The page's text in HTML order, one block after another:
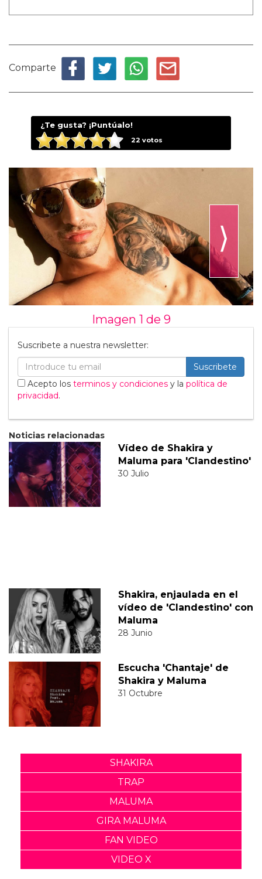
Comparte
¿Te gusta? ¡Puntúalo!
22 votos
⟩
Imagen 1 de 9
Suscribete a nuestra newsletter:
Suscribete
Acepto los terminos y condiciones y la política de
privacidad.
Noticias relacionadas
Vídeo de Shakira y
Maluma para 'Clandestino'
30 Julio
Shakira, enjaulada en el
vídeo de 'Clandestino' con
Maluma
28 Junio
Escucha 'Chantaje' de
Shakira y Maluma
31 Octubre
SHAKIRA
TRAP
MALUMA
GIRA MALUMA
FAN VIDEO
VIDEO X